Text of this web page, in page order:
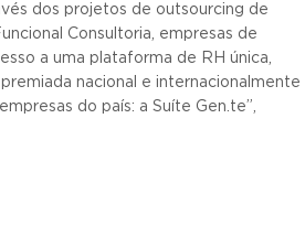
dos projetos de outsourcing de
Consultoria, empresas de
a uma plataforma de RH única,
nacional e internacionalmente
do país: a Suíte Gen.te”,